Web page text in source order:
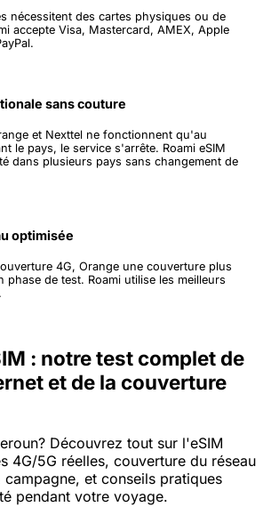
nécessitent des cartes physiques ou de
accepte Visa, Mastercard, AMEX, Apple
sans couture
et Nexttel ne fonctionnent qu'au
le pays, le service s'arrête. Roami eSIM
dans plusieurs pays sans changement de
optimisée
4G, Orange une couverture plus
phase de test. Roami utilise les meilleurs
: notre test complet de
et de la couverture
Découvrez tout sur l'eSIM
4G/5G réelles, couverture du réseau
campagne, et conseils pratiques
pendant votre voyage.